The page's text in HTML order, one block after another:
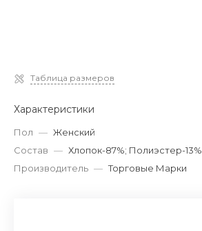
Таблица размеров
Характеристики
Пол — Женский
Состав — Хлопок-87%; Полиэстер-13%
Производитель — Торговые Марки